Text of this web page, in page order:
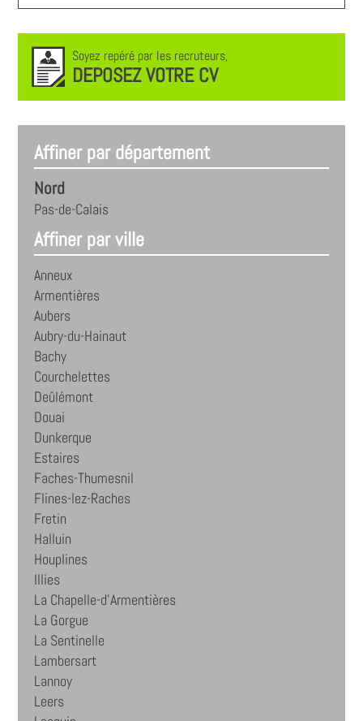
Soyez repéré par les recruteurs,
DEPOSEZ VOTRE CV
Affiner par département
Nord
Pas-de-Calais
Affiner par ville
Anneux
Armentières
Aubers
Aubry-du-Hainaut
Bachy
Courchelettes
Deûlémont
Douai
Dunkerque
Estaires
Faches-Thumesnil
Flines-lez-Raches
Fretin
Halluin
Houplines
Illies
La Chapelle-d'Armentières
La Gorgue
La Sentinelle
Lambersart
Lannoy
Leers